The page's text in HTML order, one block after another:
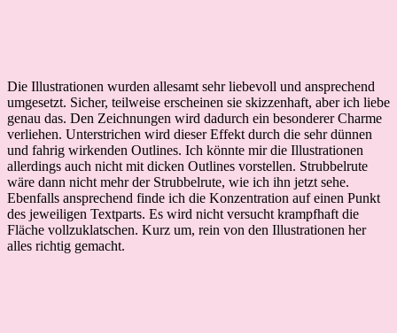
Die Illustrationen wurden allesamt sehr liebevoll und ansprechend
umgesetzt. Sicher, teilweise erscheinen sie skizzenhaft, aber ich liebe
genau das. Den Zeichnungen wird dadurch ein besonderer Charme
verliehen. Unterstrichen wird dieser Effekt durch die sehr dünnen
und fahrig wirkenden Outlines. Ich könnte mir die Illustrationen
allerdings auch nicht mit dicken Outlines vorstellen. Strubbelrute
wäre dann nicht mehr der Strubbelrute, wie ich ihn jetzt sehe.
Ebenfalls ansprechend finde ich die Konzentration auf einen Punkt
des jeweiligen Textparts. Es wird nicht versucht krampfhaft die
Fläche vollzuklatschen. Kurz um, rein von den Illustrationen her
alles richtig gemacht.